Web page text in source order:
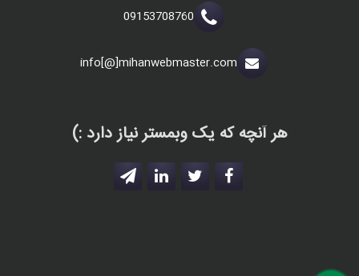
09153708760
info[@]mihanwebmaster.com
هر آنچه که یک وبمستر نیاز دارد :)